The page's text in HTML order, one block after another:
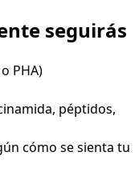
seguirás
PHA)
péptidos,
cómo se sienta tu